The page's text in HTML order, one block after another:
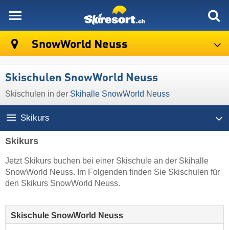
SnowWorld Neuss
Skischulen SnowWorld Neuss
Skischulen in der Skihalle SnowWorld Neuss
Skikurs
Skikurs
Jetzt Skikurs buchen bei einer Skischule an der Skihalle
SnowWorld Neuss. Im Folgenden finden Sie Skischulen für
den Skikurs SnowWorld Neuss.
Skischule SnowWorld Neuss